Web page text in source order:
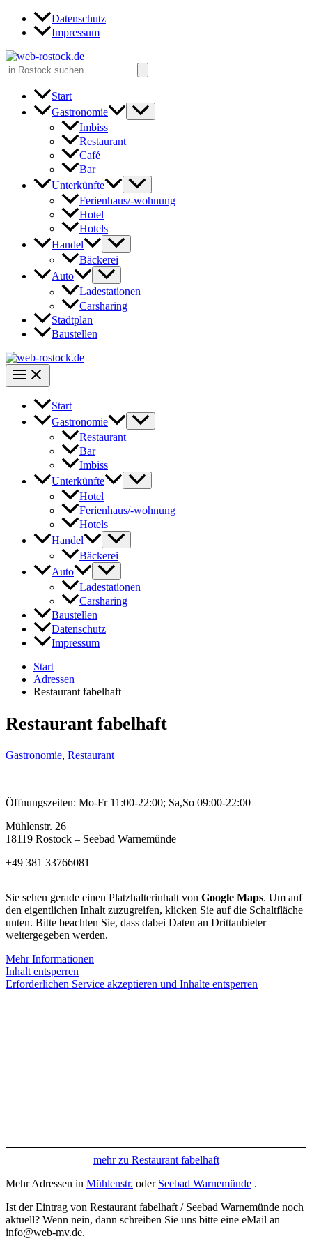
Zum
Inhalt
Datenschutz
Impressum
Search
for:
Start
Gastronomie
Imbiss
Restaurant
Café
Bar
Unterkünfte
Ferienhaus/-wohnung
Hotel
Hotels
Handel
Bäckerei
Auto
Ladestationen
Carsharing
Stadtplan
Baustellen
Start
Gastronomie
Restaurant
Bar
Imbiss
Unterkünfte
Hotel
Ferienhaus/-wohnung
Hotels
Handel
Bäckerei
Auto
Ladestationen
Carsharing
Baustellen
Datenschutz
Impressum
Start
Adressen
Restaurant fabelhaft
Restaurant fabelhaft
Gastronomie, Restaurant
Öffnungszeiten: Mo-Fr 11:00-22:00; Sa,So 09:00-22:00
Mühlenstr. 26
18119 Rostock – Seebad Warnemünde
+49 381 33766081
Sie sehen gerade einen Platzhalterinhalt von Google Maps. Um auf
den eigentlichen Inhalt zuzugreifen, klicken Sie auf die Schaltfläche
unten. Bitte beachten Sie, dass dabei Daten an Drittanbieter
weitergegeben werden.
Mehr Informationen
Inhalt entsperren
Erforderlichen Service akzeptieren und Inhalte entsperren
mehr zu Restaurant fabelhaft
Mehr Adressen in Mühlenstr. oder Seebad Warnemünde .
Ist der Eintrag von Restaurant fabelhaft / Seebad Warnemünde noch
aktuell? Wenn nein, dann schreiben Sie uns bitte eine eMail an
info@web-mv.de.